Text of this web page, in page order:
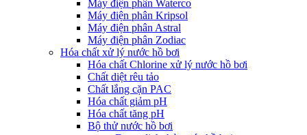
Máy điện phân Waterco
Máy điện phân Kripsol
Máy điện phân Astral
Máy điện phân Zodiac
Hóa chất xử lý nước hồ bơi
Hóa chất Chlorine xử lý nước hồ bơi
Chất diệt rêu tảo
Chất lắng cặn PAC
Hóa chất giảm pH
Hóa chất tăng pH
Bộ thử nước hồ bơi